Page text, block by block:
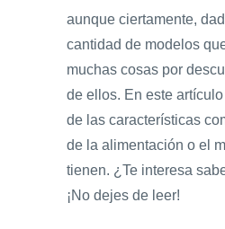
aunque ciertamente,
cantidad de modelos
muchas cosas por
de ellos. En este
de las características
de la alimentación o el
tienen. ¿Te interesa
¡No dejes de leer!